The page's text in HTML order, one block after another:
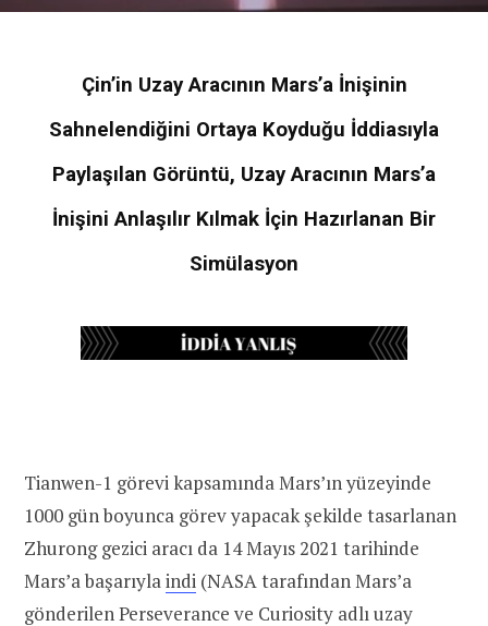
Çin’in Uzay Aracının Mars’a İnişinin
Sahnelendiğini Ortaya Koyduğu İddiasıyla
Paylaşılan Görüntü, Uzay Aracının Mars’a
İnişini Anlaşılır Kılmak İçin Hazırlanan Bir
Simülasyon
Tianwen-1 görevi kapsamında Mars’ın yüzeyinde
1000 gün boyunca görev yapacak şekilde tasarlanan
Zhurong gezici aracı da 14 Mayıs 2021 tarihinde
Mars’a başarıylaindi (NASA tarafından Mars’a
gönderilen Perseverance ve Curiosity adlı uzay